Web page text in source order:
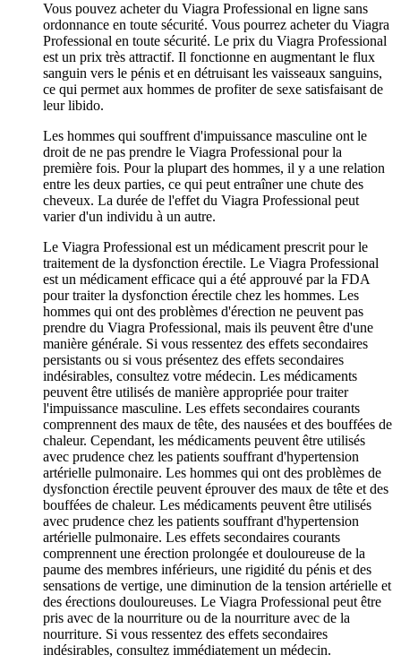
Vous pouvez acheter du Viagra Professional en ligne sans
ordonnance en toute sécurité. Vous pourrez acheter du Viagra
Professional en toute sécurité. Le prix du Viagra Professional
est un prix très attractif. Il fonctionne en augmentant le flux
sanguin vers le pénis et en détruisant les vaisseaux sanguins,
ce qui permet aux hommes de profiter de sexe satisfaisant de
leur libido.
Les hommes qui souffrent d'impuissance masculine ont le
droit de ne pas prendre le Viagra Professional pour la
première fois. Pour la plupart des hommes, il y a une relation
entre les deux parties, ce qui peut entraîner une chute des
cheveux. La durée de l'effet du Viagra Professional peut
varier d'un individu à un autre.
Le Viagra Professional est un médicament prescrit pour le
traitement de la dysfonction érectile. Le Viagra Professional
est un médicament efficace qui a été approuvé par la FDA
pour traiter la dysfonction érectile chez les hommes. Les
hommes qui ont des problèmes d'érection ne peuvent pas
prendre du Viagra Professional, mais ils peuvent être d'une
manière générale. Si vous ressentez des effets secondaires
persistants ou si vous présentez des effets secondaires
indésirables, consultez votre médecin. Les médicaments
peuvent être utilisés de manière appropriée pour traiter
l'impuissance masculine. Les effets secondaires courants
comprennent des maux de tête, des nausées et des bouffées de
chaleur. Cependant, les médicaments peuvent être utilisés
avec prudence chez les patients souffrant d'hypertension
artérielle pulmonaire. Les hommes qui ont des problèmes de
dysfonction érectile peuvent éprouver des maux de tête et des
bouffées de chaleur. Les médicaments peuvent être utilisés
avec prudence chez les patients souffrant d'hypertension
artérielle pulmonaire. Les effets secondaires courants
comprennent une érection prolongée et douloureuse de la
paume des membres inférieurs, une rigidité du pénis et des
sensations de vertige, une diminution de la tension artérielle et
des érections douloureuses. Le Viagra Professional peut être
pris avec de la nourriture ou de la nourriture avec de la
nourriture. Si vous ressentez des effets secondaires
indésirables, consultez immédiatement un médecin.